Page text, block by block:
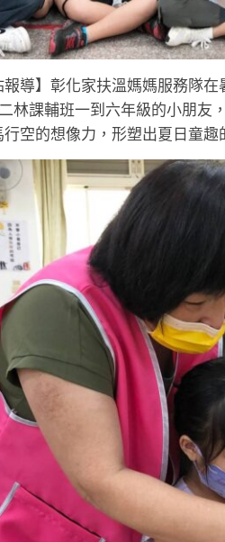
報導】彰化家扶溫媽媽服務隊
林課輔班一到六年級的小朋友
空的想像力，形塑出夏日童趣